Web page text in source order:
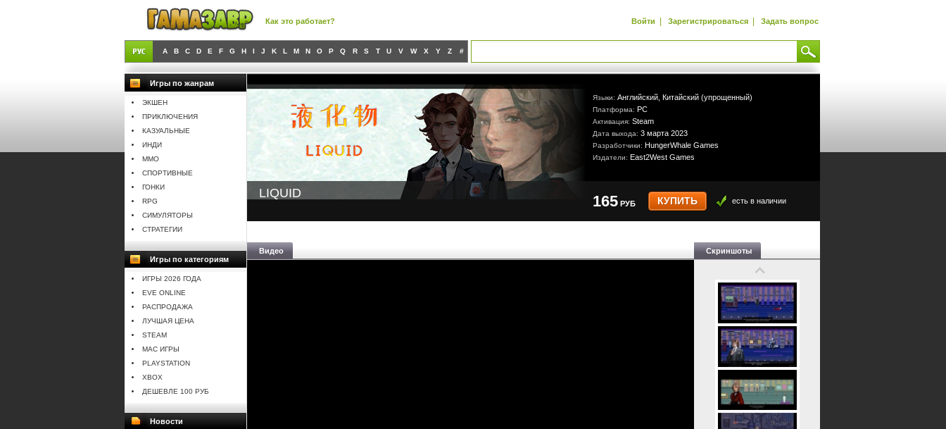
Как это работает? Войти | Зарегистрироваться | Задать вопрос
A B C D E F G H I J K L M N O P Q R S T U V W X Y Z #
Игры по жанрам
ЭКШЕН
ПРИКЛЮЧЕНИЯ
КАЗУАЛЬНЫЕ
ИНДИ
MMO
СПОРТИВНЫЕ
ГОНКИ
RPG
СИМУЛЯТОРЫ
СТРАТЕГИИ
Игры по категориям
ИГРЫ 2026 ГОДА
EVE ONLINE
РАСПРОДАЖА
ЛУЧШАЯ ЦЕНА
STEAM
MAC ИГРЫ
PLAYSTATION
XBOX
ДЕШЕВЛЕ 100 РУБ
Новости
Языки: Английский, Китайский (упрощенный)
Платформа: PC
Активация: Steam
Дата выхода: 3 марта 2023
Разработчики: HungerWhale Games
Издатели: East2West Games
LIQUID 165 РУБ КУПИТЬ есть в наличии
Видео Скриншоты